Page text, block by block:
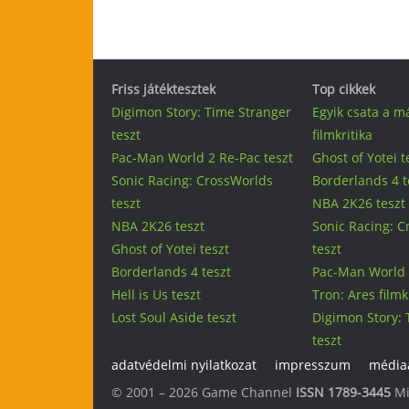
Friss játéktesztek
Digimon Story: Time Stranger
teszt
Pac-Man World 2 Re-Pac teszt
Sonic Racing: CrossWorlds
teszt
NBA 2K26 teszt
Ghost of Yotei teszt
Borderlands 4 teszt
Hell is Us teszt
Lost Soul Aside teszt
Top cikkek
Egyik csata a
filmkritika
Ghost of Yotei
Borderlands 4
NBA 2K26 teszt
Sonic Racing:
teszt
Pac-Man World
Tron: Ares
Digimon Story:
teszt
adatvédelmi nyilatkozat impresszum
© 2001 – 2026 Game Channel ISSN 1789-3445